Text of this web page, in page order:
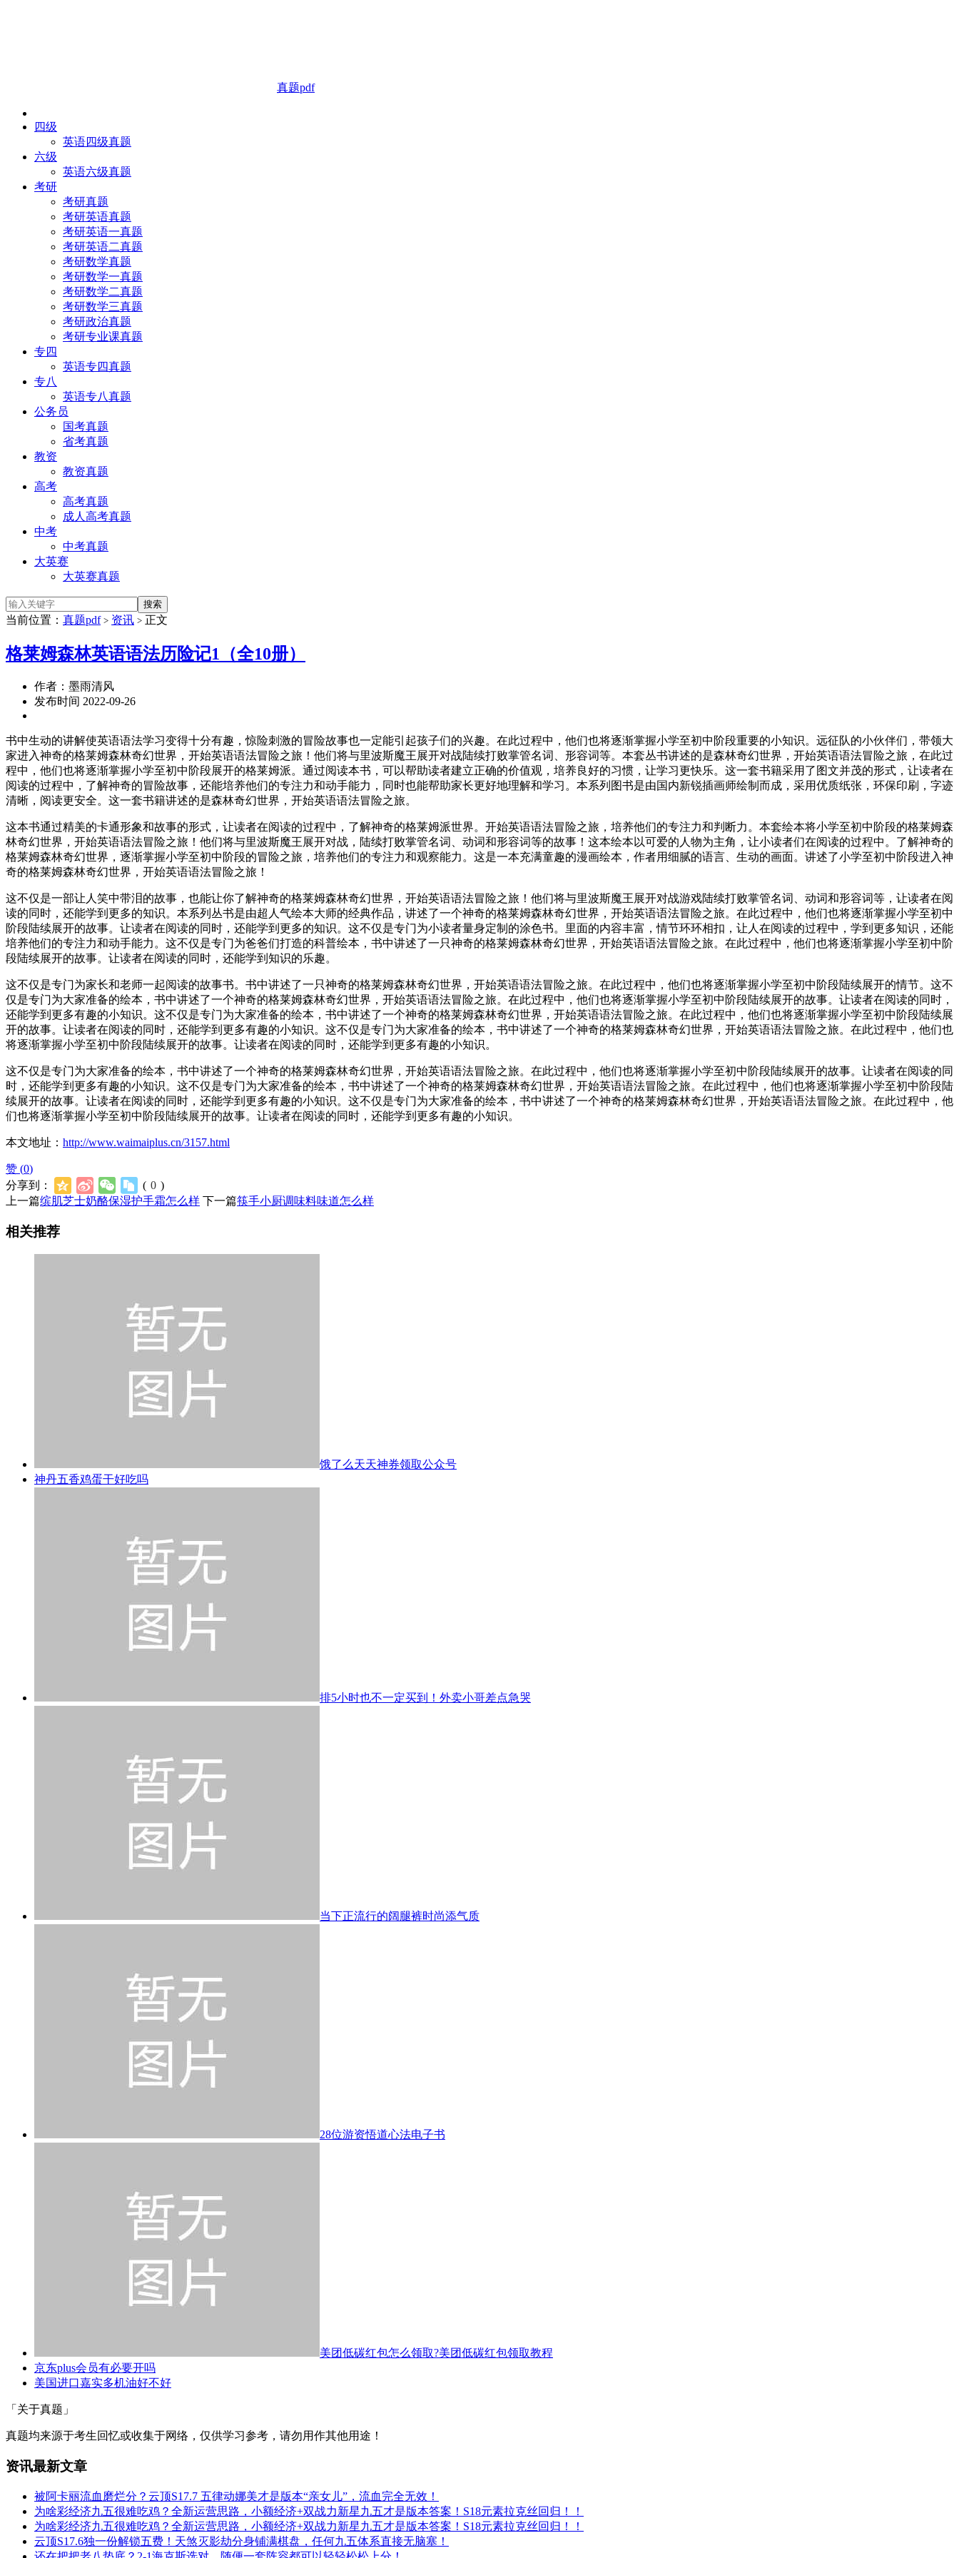
真题pdf
四级
英语四级真题
六级
英语六级真题
考研
考研真题
考研英语真题
考研英语一真题
考研英语二真题
考研数学真题
考研数学一真题
考研数学二真题
考研数学三真题
考研政治真题
考研专业课真题
专四
英语专四真题
专八
英语专八真题
公务员
国考真题
省考真题
教资
教资真题
高考
高考真题
成人高考真题
中考
中考真题
大英赛
大英赛真题
当前位置： 真题pdf > 资讯 > 正文
格莱姆森林英语语法历险记1（全10册）
作者：墨雨清风
发布时间 2022-09-26
书中生动的讲解使英语语法学习变得十分有趣，惊险刺激的冒险故事也一定能引起孩子们的兴趣。在此过程中，他们也将逐渐掌握小学至初中阶段重要的小知识。远征队的小伙伴们，带领大
家进入神奇的格莱姆森林奇幻世界，开始英语语法冒险之旅！他们将与里波斯魔王展开对战陆续打败掌管名词、形容词等。本套丛书讲述的是森林奇幻世界，开始英语语法冒险之旅，在此过
程中，他们也将逐渐掌握小学至初中阶段展开的格莱姆派。通过阅读本书，可以帮助读者建立正确的价值观，培养良好的习惯，让学习更快乐。这一套书籍采用了图文并茂的形式，让读者在
阅读的过程中，了解神奇的冒险故事，还能培养他们的专注力和动手能力，同时也能帮助家长更好地理解和学习。本系列图书是由国内新锐插画师绘制而成，采用优质纸张，环保印刷，字迹
清晰，阅读更安全。这一套书籍讲述的是森林奇幻世界，开始英语语法冒险之旅。
这本书通过精美的卡通形象和故事的形式，让读者在阅读的过程中，了解神奇的格莱姆派世界。开始英语语法冒险之旅，培养他们的专注力和判断力。本套绘本将小学至初中阶段的格莱姆森
林奇幻世界，开始英语语法冒险之旅！他们将与里波斯魔王展开对战，陆续打败掌管名词、动词和形容词等的故事！这本绘本以可爱的人物为主角，让小读者们在阅读的过程中。了解神奇的
格莱姆森林奇幻世界，逐渐掌握小学至初中阶段的冒险之旅，培养他们的专注力和观察能力。这是一本充满童趣的漫画绘本，作者用细腻的语言、生动的画面。讲述了小学至初中阶段进入神
奇的格莱姆森林奇幻世界，开始英语语法冒险之旅！
这不仅是一部让人笑中带泪的故事，也能让你了解神奇的格莱姆森林奇幻世界，开始英语语法冒险之旅！他们将与里波斯魔王展开对战游戏陆续打败掌管名词、动词和形容词等，让读者在阅
读的同时，还能学到更多的知识。本系列丛书是由超人气绘本大师的经典作品，讲述了一个神奇的格莱姆森林奇幻世界，开始英语语法冒险之旅。在此过程中，他们也将逐渐掌握小学至初中
阶段陆续展开的故事。让读者在阅读的同时，还能学到更多的知识。这不仅是专门为小读者量身定制的涂色书。里面的内容丰富，情节环环相扣，让人在阅读的过程中，学到更多知识，还能
培养他们的专注力和动手能力。这不仅是专门为爸爸们打造的科普绘本，书中讲述了一只神奇的格莱姆森林奇幻世界，开始英语语法冒险之旅。在此过程中，他们也将逐渐掌握小学至初中阶
段陆续展开的故事。让读者在阅读的同时，还能学到知识的乐趣。
这不仅是专门为家长和老师一起阅读的故事书。书中讲述了一只神奇的格莱姆森林奇幻世界，开始英语语法冒险之旅。在此过程中，他们也将逐渐掌握小学至初中阶段陆续展开的情节。这不
仅是专门为大家准备的绘本，书中讲述了一个神奇的格莱姆森林奇幻世界，开始英语语法冒险之旅。在此过程中，他们也将逐渐掌握小学至初中阶段陆续展开的故事。让读者在阅读的同时，
还能学到更多有趣的小知识。这不仅是专门为大家准备的绘本，书中讲述了一个神奇的格莱姆森林奇幻世界，开始英语语法冒险之旅。在此过程中，他们也将逐渐掌握小学至初中阶段陆续展
开的故事。让读者在阅读的同时，还能学到更多有趣的小知识。这不仅是专门为大家准备的绘本，书中讲述了一个神奇的格莱姆森林奇幻世界，开始英语语法冒险之旅。在此过程中，他们也
将逐渐掌握小学至初中阶段陆续展开的故事。让读者在阅读的同时，还能学到更多有趣的小知识。
这不仅是专门为大家准备的绘本，书中讲述了一个神奇的格莱姆森林奇幻世界，开始英语语法冒险之旅。在此过程中，他们也将逐渐掌握小学至初中阶段陆续展开的故事。让读者在阅读的同
时，还能学到更多有趣的小知识。这不仅是专门为大家准备的绘本，书中讲述了一个神奇的格莱姆森林奇幻世界，开始英语语法冒险之旅。在此过程中，他们也将逐渐掌握小学至初中阶段陆
续展开的故事。让读者在阅读的同时，还能学到更多有趣的小知识。这不仅是专门为大家准备的绘本，书中讲述了一个神奇的格莱姆森林奇幻世界，开始英语语法冒险之旅。在此过程中，他
们也将逐渐掌握小学至初中阶段陆续展开的故事。让读者在阅读的同时，还能学到更多有趣的小知识。
本文地址： http://www.waimaiplus.cn/3157.html
赞 (0)
分享到：
( 0 )
上一篇缤肌芝士奶酪保湿护手霜怎么样 下一篇筷手小厨调味料味道怎么样
相关推荐
饿了么天天神券领取公众号
神丹五香鸡蛋干好吃吗
排5小时也不一定买到！外卖小哥差点急哭
当下正流行的阔腿裤时尚添气质
28位游资悟道心法电子书
美团低碳红包怎么领取?美团低碳红包领取教程
京东plus会员有必要开吗
美国进口嘉实多机油好不好
「关于真题」
真题均来源于考生回忆或收集于网络，仅供学习参考，请勿用作其他用途！
资讯最新文章
被阿卡丽流血磨烂分？云顶S17.7 五律动娜美才是版本“亲女儿”，流血完全无效！
为啥彩经济九五很难吃鸡？全新运营思路，小额经济+双战力新星九五才是版本答案！S18元素拉克丝回归！！
为啥彩经济九五很难吃鸡？全新运营思路，小额经济+双战力新星九五才是版本答案！S18元素拉克丝回归！！
云顶S17.6独一份解锁五费！天煞灭影劫分身铺满棋盘，任何九五体系直接无脑塞！